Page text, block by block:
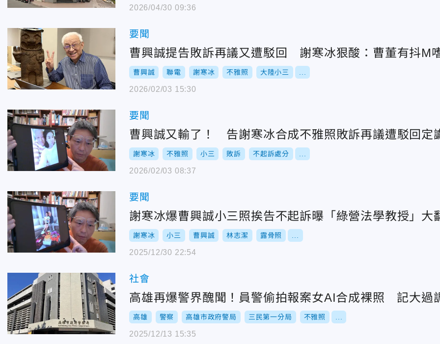
2026/04/30 09:36
要聞
曹興誠提告敗訴再議又遭駁回 謝寒冰狠酸：曹董有抖M
曹興誠 聯電 謝寒冰 不雅照 大陸小三
2026/02/03 15:30
要聞
曹興誠又輸了！ 告謝寒冰合成不雅照敗訴再議遭駁回定
謝寒冰 不雅照 小三 敗訴 不起訴處分
2026/02/03 08:37
要聞
謝寒冰爆曹興誠小三照挨告不起訴曝「綠營法學教授」大
謝寒冰 小三 曹興誠 林志潔 露骨照
2025/12/30 22:54
社會
高雄再爆警界醜聞！員警偷拍報案女AI合成裸照 記大過
高雄 警察 高雄市政府警局 三民第一分局 不雅照
2025/12/13 15:35